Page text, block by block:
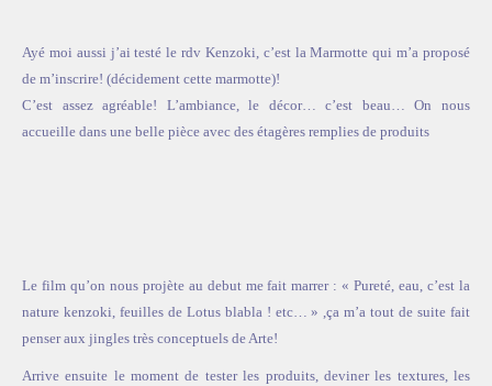
VOYAGES
LOOKBOOK
RECHERCHE
Ayé moi aussi j’ai testé le rdv Kenzoki, c’est la Marmotte qui m’a proposé
de m’inscrire! (décidement cette marmotte)!
C’est assez agréable! L’ambiance, le décor… c’est beau… On nous
accueille dans une belle pièce avec des étagères remplies de produits
Le film qu’on nous projète au debut me fait marrer : « Pureté, eau, c’est la
nature kenzoki, feuilles de Lotus blabla ! etc… » ,ça m’a tout de suite fait
penser aux jingles très conceptuels de Arte!
Arrive ensuite le moment de tester les produits, deviner les textures, les